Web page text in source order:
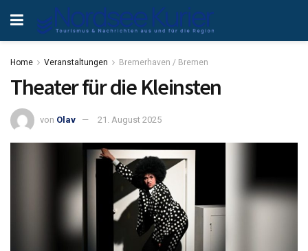
Home Veranstaltungen Bremerhaven / Bremen
Theater für die Kleinsten
von Olav 21. August 2025